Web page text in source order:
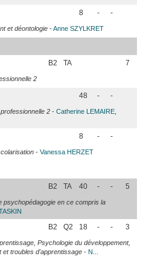
8 - -
et déontologie -Anne SZYLKRET
B2 TA 7
2
48 - -
2 - Catherine LEMAIRE
8 - -
- Vanessa HERZET
B2 TA 40 - - 5
psychopédagogie en ce compris la
B2 Q2 18 - - 3
Psychologie du développement,
et troubles d'apprentissage - N...